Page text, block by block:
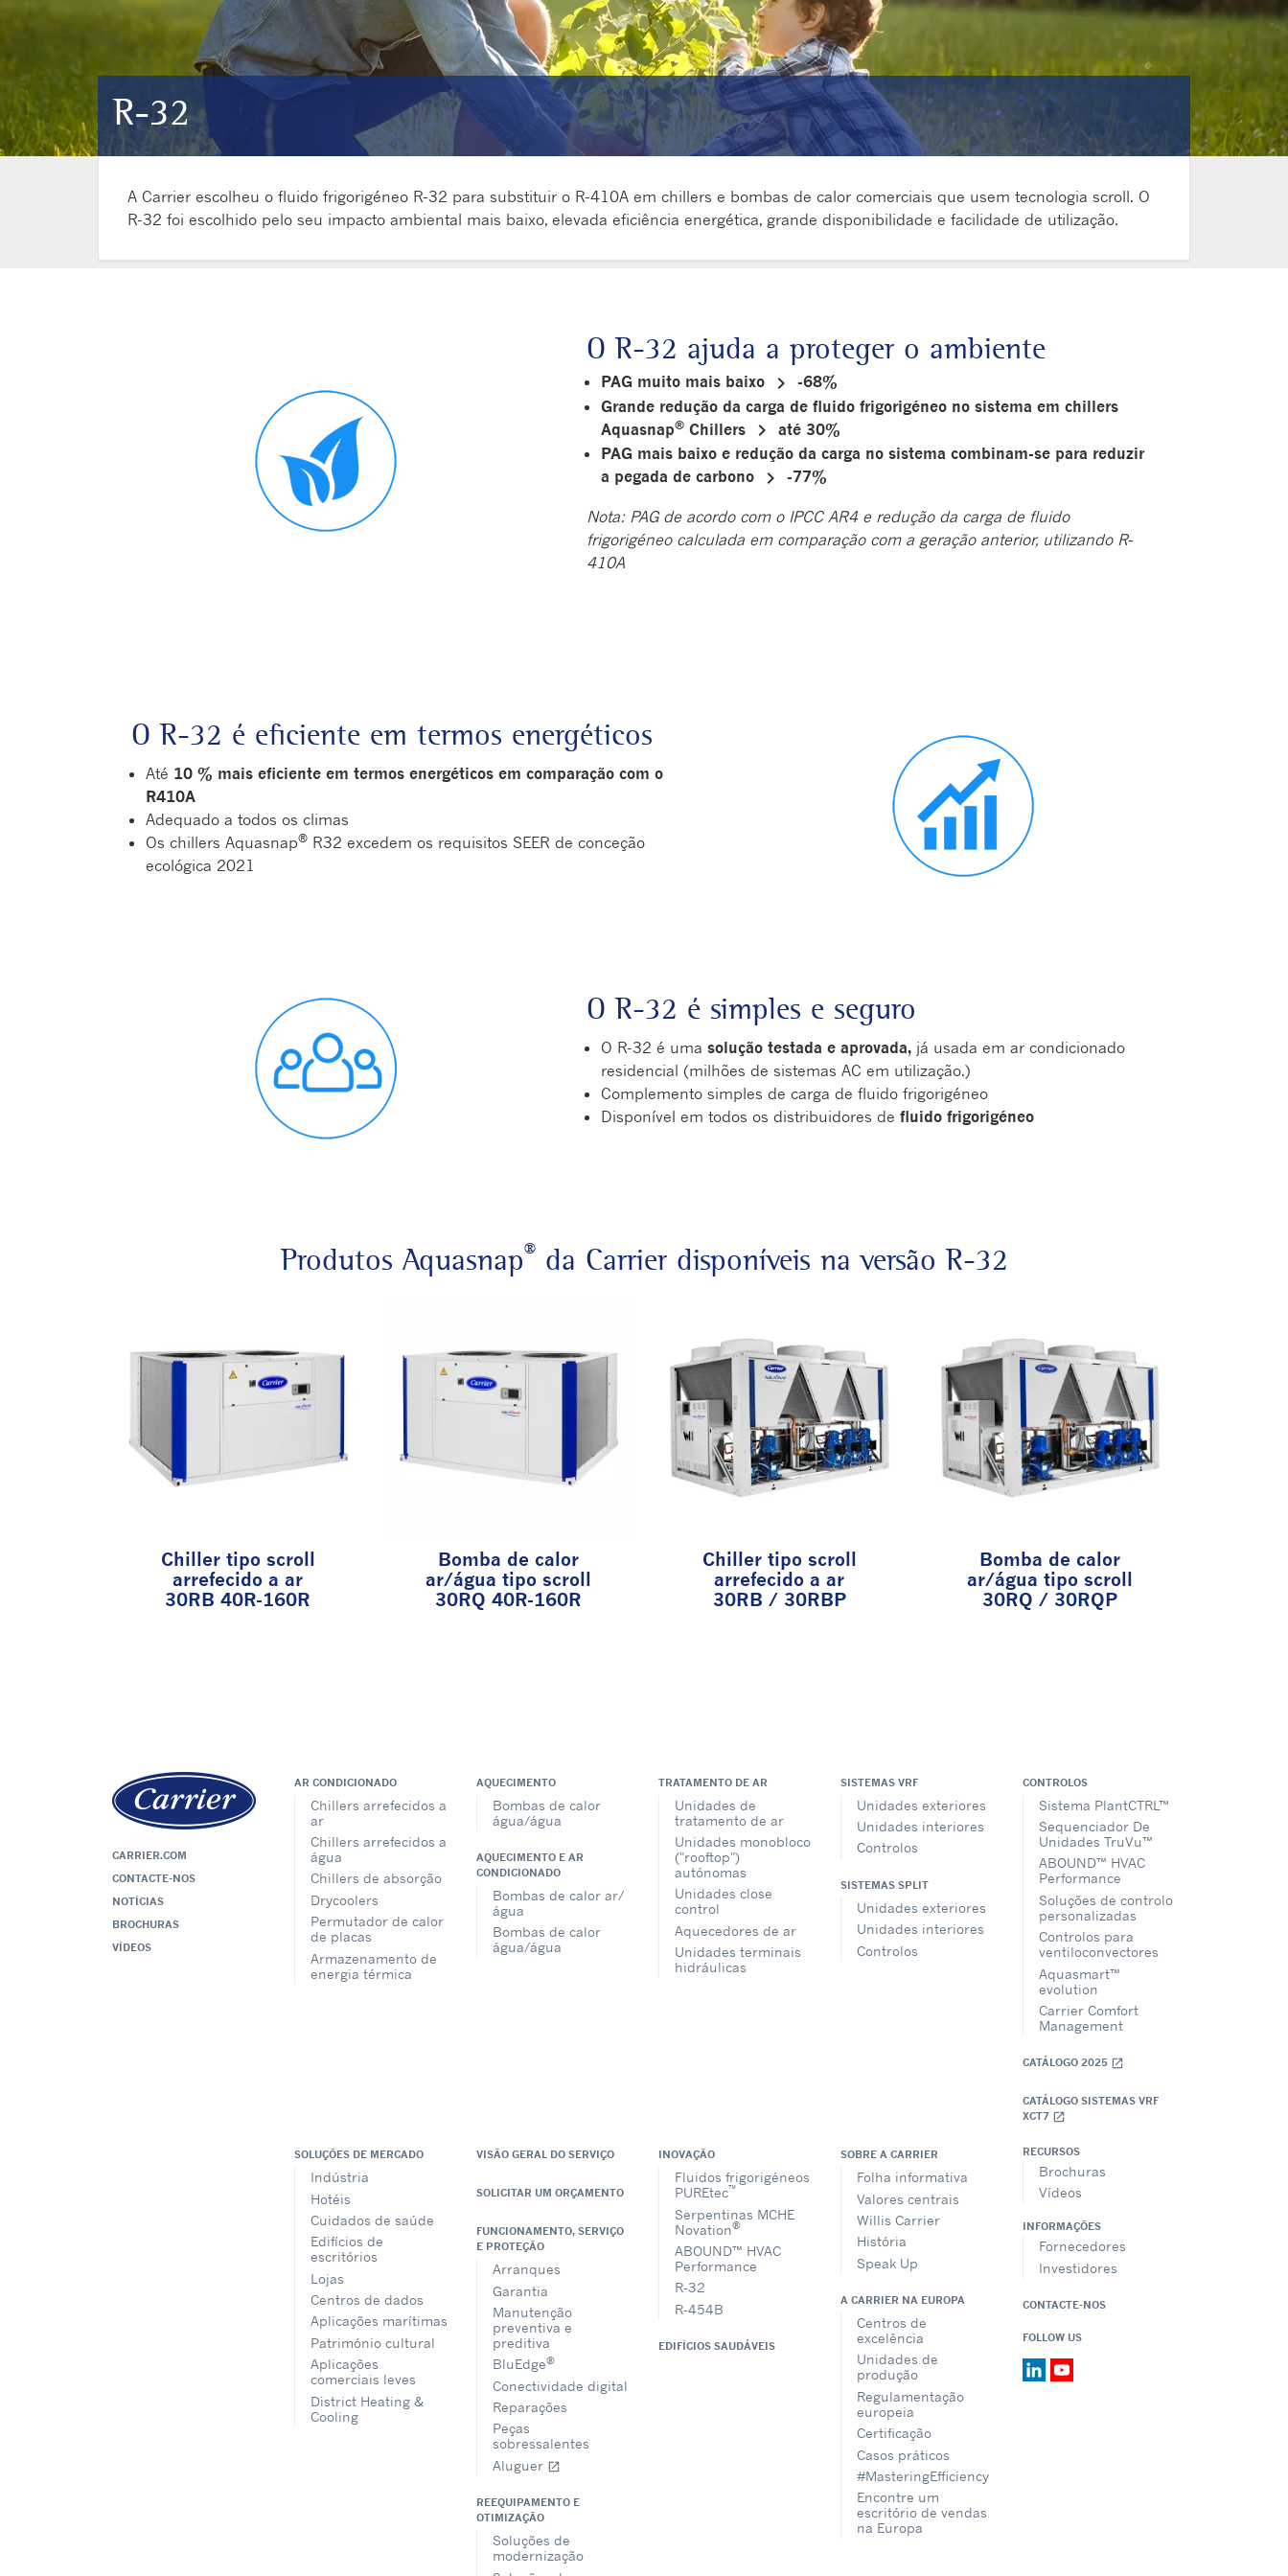
R-32
A Carrier escolheu o fluido frigorigéneo R-32 para substituir o R-410A em chillers e bombas de calor comerciais que usem tecnologia scroll. O
R-32 foi escolhido pelo seu impacto ambiental mais baixo, elevada eficiência energética, grande disponibilidade e facilidade de utilização.
O R-32 ajuda a proteger o ambiente
PAG muito mais baixo keyboard_arrow_right
-68%
Grande redução da carga de fluido frigorigéneo no sistema em chillers
Aquasnap® Chillers keyboard_arrow_right
até 30%
PAG mais baixo e redução da carga no sistema combinam-se para reduzir
a pegada de carbono
keyboard_arrow_right -77%
Nota: PAG de acordo com o IPCC AR4 e redução da carga de fluido
frigorigéneo calculada em comparação com a geração anterior, utilizando R-
410A
O R-32 é eficiente em termos energéticos
Até 10 % mais eficiente em termos energéticos em comparação com o
R410A
Adequado a todos os climas
Os chillers Aquasnap® R32 excedem os requisitos SEER de conceção
ecológica 2021
O R-32 é simples e seguro
O R-32 é uma solução testada e aprovada, já usada em ar condicionado
residencial (milhões de sistemas AC em utilização.)
Complemento simples de carga de fluido frigorigéneo
Disponível em todos os distribuidores de fluido frigorigéneo
Produtos Aquasnap®da Carrier disponíveis na versão R-32
Chiller tipo scroll
arrefecido a ar
30RB 40R-160R
Bomba de calor
ar/água tipo scroll
30RQ 40R-160R
Chiller tipo scroll
arrefecido a ar
30RB / 30RBP
Bomba de calor
ar/água tipo scroll
30RQ / 30RQP
CARRIER.COM
CONTACTE-NOS
NOTÍCIAS
BROCHURAS
VÍDEOS
AR CONDICIONADO
Chillers arrefecidos a
ar
Chillers arrefecidos a
água
Chillers de absorção
Drycoolers
Permutador de calor
de placas
Armazenamento de
energia térmica
AQUECIMENTO
Bombas de calor
água/água
AQUECIMENTO E AR
CONDICIONADO
Bombas de calor ar/
água
Bombas de calor
água/água
TRATAMENTO DE AR
Unidades de
tratamento de ar
Unidades monobloco
("rooftop")
autónomas
Unidades close
control
Aquecedores de ar
Unidades terminais
hidráulicas
SISTEMAS VRF
Unidades exteriores
Unidades interiores
Controlos
SISTEMAS SPLIT
Unidades exteriores
Unidades interiores
Controlos
CONTROLOS
Sistema PlantCTRL™
Sequenciador De
Unidades TruVu™
ABOUND™ HVAC
Performance
Soluções de controlo
personalizadas
Controlos para
ventiloconvectores
Aquasmart™
evolution
Carrier Comfort
Management
CATÁLOGO 2025 open_in_new
CATÁLOGO SISTEMAS VRF
XCT7 open_in_new
SOLUÇÕES DE MERCADO
Indústria
Hotéis
Cuidados de saúde
Edifícios de
escritórios
Lojas
Centros de dados
Aplicações marítimas
Património cultural
Aplicações
comerciais leves
District Heating &
Cooling
VISÃO GERAL DO SERVIÇO
SOLICITAR UM ORÇAMENTO
FUNCIONAMENTO, SERVIÇO
E PROTEÇÃO
Arranques
Garantia
Manutenção
preventiva e
preditiva
BluEdge®
Conectividade digital
Reparações
Peças
sobressalentes
Aluguer open_in_new
REEQUIPAMENTO E
OTIMIZAÇÃO
Soluções de
modernização
INOVAÇÃO
Fluidos frigorigéneos
PUREtec™
Serpentinas MCHE
Novation®
ABOUND™ HVAC
Performance
R-32
R-454B
EDIFÍCIOS SAUDÁVEIS
SOBRE A CARRIER
Folha informativa
Valores centrais
Willis Carrier
História
Speak Up
A CARRIER NA EUROPA
Centros de
excelência
Unidades de
produção
Regulamentação
europeia
Certificação
Casos práticos
#MasteringEfficiency
Encontre um
escritório de vendas
na Europa
RECURSOS
Brochuras
Vídeos
INFORMAÇÕES
Fornecedores
Investidores
CONTACTE-NOS
FOLLOW US